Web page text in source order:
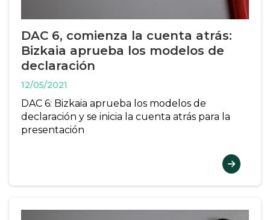
DAC 6, comienza la cuenta atrás:
Bizkaia aprueba los modelos de
declaración
12/05/2021
DAC 6: Bizkaia aprueba los modelos de
declaración y se inicia la cuenta atrás para la
presentación